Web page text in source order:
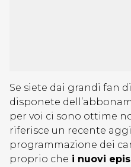
Se siete dai grandi fan di
disponete
per voi ci sono ottime
riferisce un recente
programmazione dei
proprio che i nuovi